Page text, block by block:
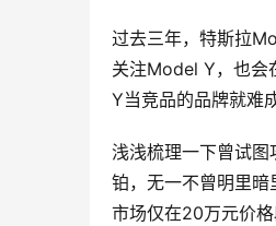
过去三年，特斯拉
关注Model Y，也会
Y当竞品的品牌就难
浅浅梳理一下曾试图
铂，无一不曾明里
市场仅在20万元价